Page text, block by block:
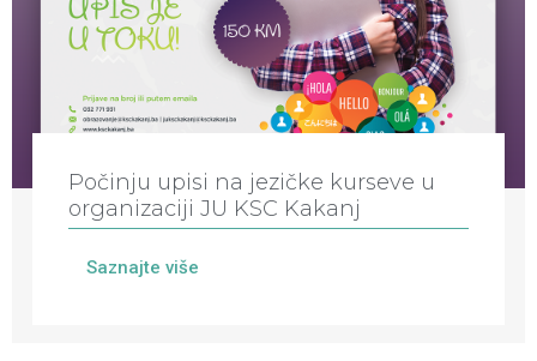
Počinju upisi na jezičke kurseve u
organizaciji JU KSC Kakanj
Saznajte više